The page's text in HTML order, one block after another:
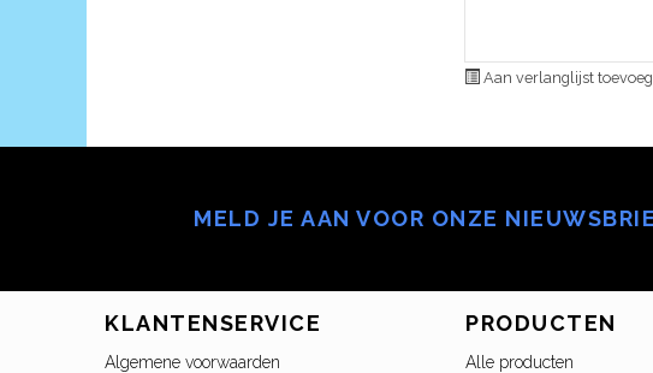
Aan verlanglijst
MELD JE AAN VOOR ONZE
KLANTENSERVICE
Algemene voorwaarden
PRODUCTEN
Alle producten